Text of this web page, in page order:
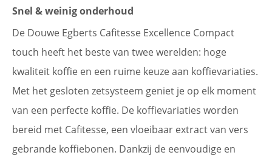
Snel & weinig onderhoud
De Douwe Egberts Cafitesse Excellence Compact
touch heeft het beste van twee werelden: hoge
kwaliteit koffie en een ruime keuze aan koffievariaties.
Met het gesloten zetsysteem geniet je op elk moment
van een perfecte koffie. De koffievariaties worden
bereid met Cafitesse, een vloeibaar extract van vers
gebrande koffiebonen. Dankzij de eenvoudige en